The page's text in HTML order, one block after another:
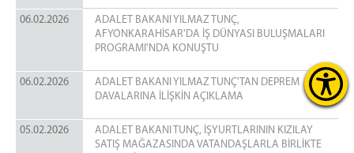
06.02.2026
ADALET BAKANI YILMAZ TUNÇ,
AFYONKARAHİSAR'DA İŞ DÜNYASI BULUŞMALARI
PROGRAMI'NDA KONUŞTU
06.02.2026
ADALET BAKANI YILMAZ TUNÇ'TAN DEPREM
DAVALARINA İLİŞKİN AÇIKLAMA
05.02.2026
ADALET BAKANI TUNÇ, İŞYURTLARININ KIZILAY
SATIŞ MAĞAZASINDA VATANDAŞLARLA BİRLİKTE